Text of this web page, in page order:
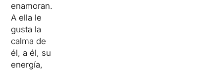
enamoran.
A ella le
gusta la
calma de
él, a él, su
energía,